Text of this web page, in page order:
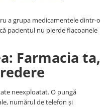
a grupa medicamentele dintr-o
pacientul nu pierde flacoanele
Farmacia ta,
neexploatat. O pungă
numărul de telefon și